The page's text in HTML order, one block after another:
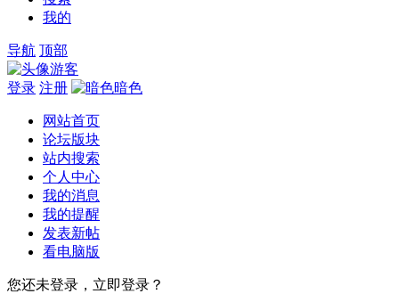
我的
导航 顶部
游客
登录 注册 暗色
网站首页
论坛版块
站内搜索
个人中心
我的消息
我的提醒
发表新帖
看电脑版
您还未登录，立即登录？